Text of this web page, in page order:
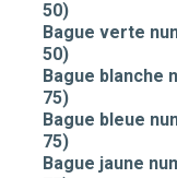
50)
Bague verte
50)
Bague blanche
75)
Bague bleue
75)
Bague jaune